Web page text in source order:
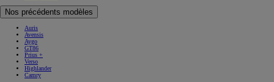
Nos précédents modèles
Auris
Avensis
Aygo
GT86
Prius +
Verso
Highlander
Camry